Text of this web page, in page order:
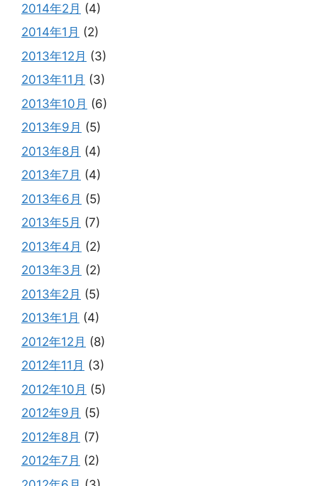
2014年2月 (4)
2014年1月 (2)
2013年12月 (3)
2013年11月 (3)
2013年10月 (6)
2013年9月 (5)
2013年8月 (4)
2013年7月 (4)
2013年6月 (5)
2013年5月 (7)
2013年4月 (2)
2013年3月 (2)
2013年2月 (5)
2013年1月 (4)
2012年12月 (8)
2012年11月 (3)
2012年10月 (5)
2012年9月 (5)
2012年8月 (7)
2012年7月 (2)